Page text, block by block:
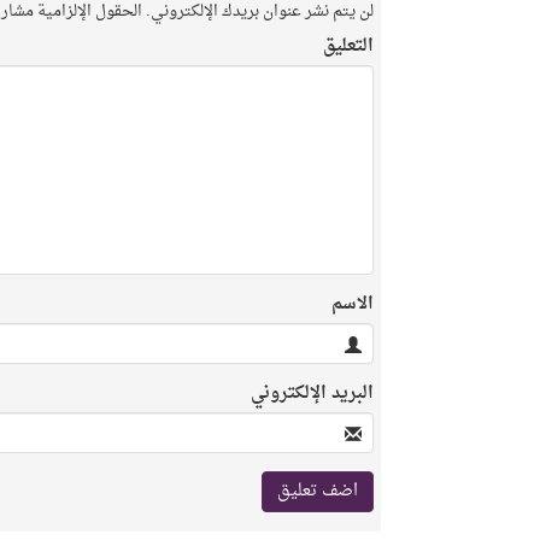
لن يتم نشر عنوان بريدك الإلكتروني. الحقول الإلزامية مشار
التعليق
الاسم
البريد الإلكتروني